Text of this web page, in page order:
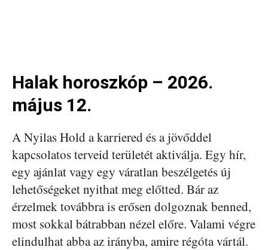
Halak horoszkóp – 2026.
május 12.
A Nyilas Hold a karriered és a jövőddel
kapcsolatos terveid területét aktiválja. Egy hír,
egy ajánlat vagy egy váratlan beszélgetés új
lehetőségeket nyithat meg előtted. Bár az
érzelmek továbbra is erősen dolgoznak benned,
most sokkal bátrabban nézel előre. Valami végre
elindulhat abba az irányba, amire régóta vártál.